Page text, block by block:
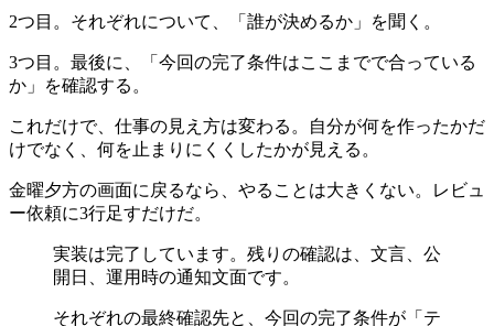
2つ目。それぞれについて、「誰が決めるか」を聞く。
3つ目。最後に、「今回の完了条件はここまでで合っている
か」を確認する。
これだけで、仕事の見え方は変わる。自分が何を作ったかだ
けでなく、何を止まりにくくしたかが見える。
金曜夕方の画面に戻るなら、やることは大きくない。レビュ
ー依頼に3行足すだけだ。
実装は完了しています。残りの確認は、文言、公
開日、運用時の通知文面です。
それぞれの最終確認先と、今回の完了条件が「テ